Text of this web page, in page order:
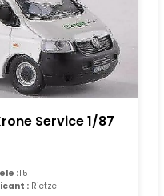
Service 1/87
:T5
: Rietze